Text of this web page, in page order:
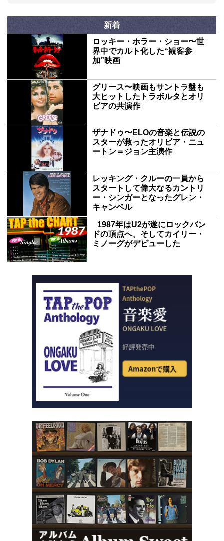
新着
ロッキー・ホラー・ショー〜世
界中でカルト化した“観客参
加”映画
グリース〜映画もサントラ盤も
大ヒットしたトラボルタとオリ
ビアの共演作
ザナドゥ〜ELOの音楽と伝説の
スターが救ったオリビア・ニュ
ートン＝ジョン主演作
レッキング・クルーの一員から
スタートして偉大なるカントリ
ー・シンガーとなったグレン・
キャンベル
1987年はU2が遂にロックバン
ドの頂点へ、そしてカイリー・
ミノーグがデビューした